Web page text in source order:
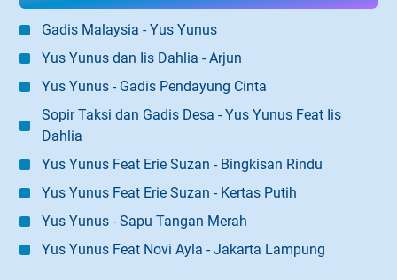
Gadis Malaysia - Yus Yunus
Yus Yunus dan Iis Dahlia - Arjun
Yus Yunus - Gadis Pendayung Cinta
Sopir Taksi dan Gadis Desa - Yus Yunus Feat Iis
Dahlia
Yus Yunus Feat Erie Suzan - Bingkisan Rindu
Yus Yunus Feat Erie Suzan - Kertas Putih
Yus Yunus - Sapu Tangan Merah
Yus Yunus Feat Novi Ayla - Jakarta Lampung